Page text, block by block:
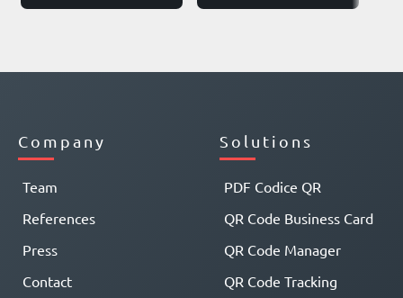
Company
Team
References
Press
Contact
Solutions
PDF Codice QR
QR Code Business Card
QR Code Manager
QR Code Tracking